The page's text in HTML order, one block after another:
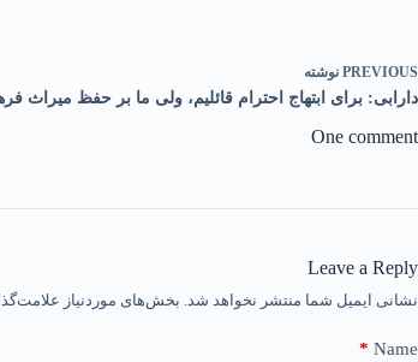
PREVIOUS نوشته
دارابی: برای ابتهاج احترام قائلیم، ولی ما بر حفظ میراث
One comment
Leave a Reply
نشانی ایمیل شما منتشر نخواهد شد. بخش‌های موردنیاز
Name
*